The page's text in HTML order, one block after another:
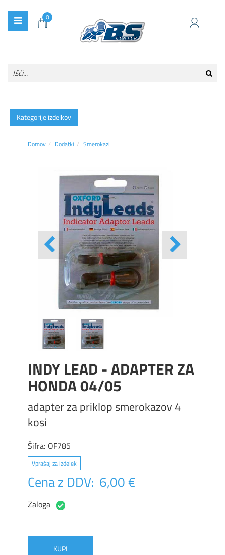
0
Kategorije izdelkov
Domov Dodatki Smerokazi
INDY LEAD - ADAPTER ZA
HONDA 04/05
adapter za priklop smerokazov 4
kosi
Šifra: OF785
Vprašaj za izdelek
Cena z DDV: 6,00 €
Zaloga
KUPI